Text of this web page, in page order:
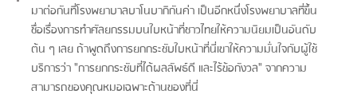
มาต่อกันที่โรงพยาบาลบาโนบากิกันค่า เป็นอีกหนึ่งโรงพยาบาลที่ขึ้น
ชื่อเรื่องการทำศัลยกรรมบนใบหน้าที่ชาวไทยให้ความนิยมเป็นอันดับ
ต้น ๆ เลย ถ้าพูดถึงการยกกระชับใบหน้าที่นี่เขาให้ความมั่นใจกับผู้ใช้
บริการว่า "การยกกระชับที่ได้ผลลัพธ์ดี และไร้ข้อกังวล" จากความ
สามารถของคุณหมอเฉพาะด้านของที่นี่